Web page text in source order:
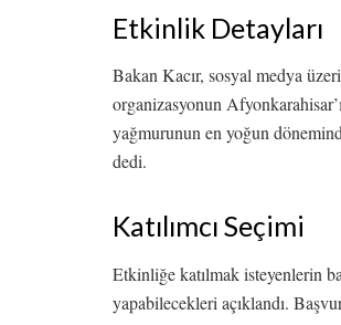
Etkinlik Detayları
Bakan Kacır, sosyal medya
organizasyonun
yağmurunun en yoğun
dedi.
Katılımcı Seçimi
Etkinliğe katılmak isteyenlerin
yapabilecekleri açıklandı.